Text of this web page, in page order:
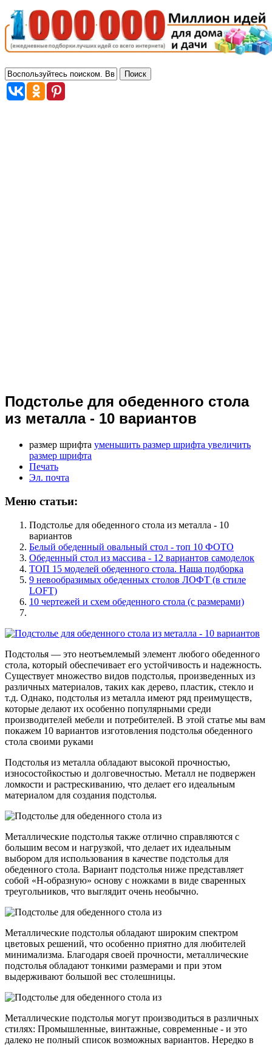
Подстолье для обеденного стола
из металла - 10 вариантов
размер шрифта уменьшить размер шрифта увеличить
размер шрифта
Печать
Эл. почта
Меню статьи:
Подстолье для обеденного стола из металла - 10
вариантов
Белый обеденный овальный стол - топ 10 ФОТО
Обеденный стол из массива - 12 вариантов самоделок
ТОП 15 моделей обеденного стола. Наша подборка
9 невообразимых обеденных столов ЛОФТ (в стиле
LOFT)
10 чертежей и схем обеденного стола (с размерами)
Подстолья — это неотъемлемый элемент любого обеденного
стола, который обеспечивает его устойчивость и надежность.
Существует множество видов подстолья, произведенных из
различных материалов, таких как дерево, пластик, стекло и
т.д. Однако, подстолья из металла имеют ряд преимуществ,
которые делают их особенно популярными среди
производителей мебели и потребителей. В этой статье мы вам
покажем 10 вариантов изготовления подстолья обеденного
стола своими руками
Подстолья из металла обладают высокой прочностью,
износостойкостью и долговечностью. Металл не подвержен
ломкости и растрескиванию, что делает его идеальным
материалом для создания подстолья.
Металлические подстолья также отлично справляются с
большим весом и нагрузкой, что делает их идеальным
выбором для использования в качестве подстолья для
обеденного стола. Вариант подстолья ниже представляет
собой «Н-образную» основу с ножками в виде сваренных
треугольников, что выглядит очень необычно.
Металлические подстолья обладают широким спектром
цветовых решений, что особенно приятно для любителей
минимализма. Благодаря своей прочности, металлические
подстолья обладают тонкими размерами и при этом
выдерживают большой вес столешницы.
Металлические подстолья могут производиться в различных
стилях: Промышленные, винтажные, современные - и это
далеко не полный список возможных вариантов. Нередко в